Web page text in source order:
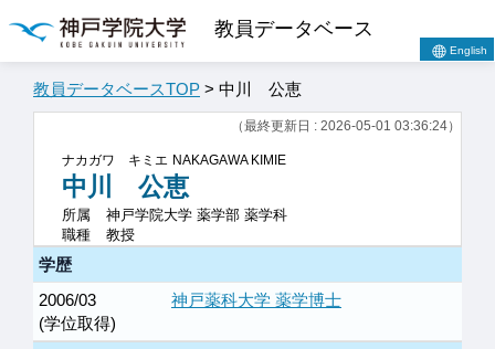
教員データベース
English
教員データベースTOP > 中川 公恵
（最終更新日 : 2026-05-01 03:36:24）
ナカガワ キミエ NAKAGAWA KIMIE
中川 公恵
所属
神戸学院大学 薬学部 薬学科
職種
教授
学歴
2006/03
(学位取得)
神戸薬科大学 薬学博士